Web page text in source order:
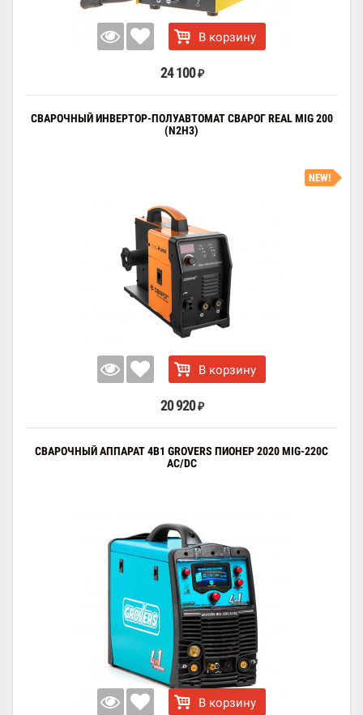
В корзину
24 100 ₽
СВАРОЧНЫЙ ИНВЕРТОР-ПОЛУАВТОМАТ СВАРОГ REAL MIG 200
(N2H3)
NEW!
В корзину
20 920 ₽
СВАРОЧНЫЙ АППАРАТ 4В1 GROVERS ПИОНЕР 2020 MIG-220C
AC/DC
В корзину